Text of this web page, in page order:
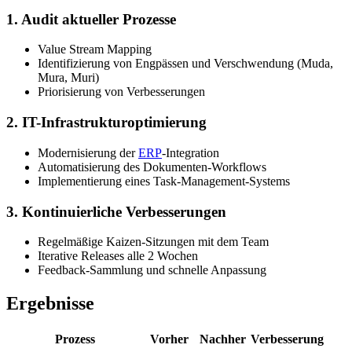
1. Audit aktueller Prozesse
Value Stream Mapping
Identifizierung von Engpässen und Verschwendung (Muda,
Mura, Muri)
Priorisierung von Verbesserungen
2. IT-Infrastrukturoptimierung
Modernisierung derERP-Integration
Automatisierung des Dokumenten-Workflows
Implementierung eines Task-Management-Systems
3. Kontinuierliche Verbesserungen
Regelmäßige Kaizen-Sitzungen mit dem Team
Iterative Releases alle 2 Wochen
Feedback-Sammlung und schnelle Anpassung
Ergebnisse
Prozess Vorher Nachher Verbesserung